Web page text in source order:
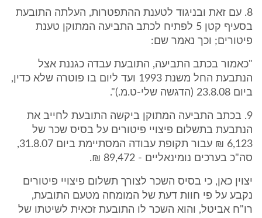
8. עם זאת ובניגוד לטענת ההתפטרות, העלתה התובעת
בסעיף קטן 5 לפתיח לכתב התביעה המתוקן טענת
פיטורים; וכך נאמר שם:
"כאמור בכתב התביעה, התובעת עבדה כגננת אצל
הנתבעת החל משנת 1993 ועד ליום בו פוטרה שלא כדין,
ביום 23.8.08 (הדגשה שלי-ט.מ.)".
9. בכתב התביעה המתוקן ביקשה התובעת לחייב את
הנתבעת בתשלום פיצויי פיטורים על בסיס שכר של
6,123 ₪ עבור תקופת עבודה המסתיימת ביום 31.8.07,
סה"כ בערכים נומינאליים - 89,472 ₪.
יצוין כאן, כי בסיס השכר לצורך תשלום פיצויי פיטורים
נקבע על פי חוות דעת של המומחה מטעם התובעת,
רו"ח אביטל, והוא השכר לו התובעת זכאית לשיטתו של